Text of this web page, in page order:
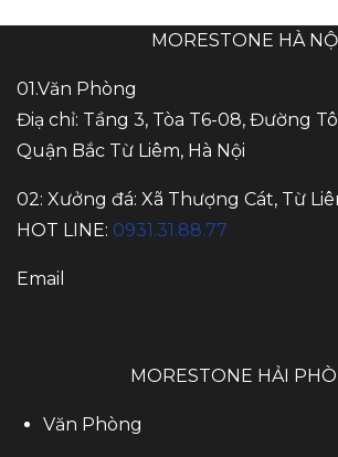
MORESTONE HÀ
01.Văn Phòng
Điạ chỉ: Tầng 3, Tòa T6-08, Đường
Quận Bắc Từ Liêm, Hà Nội
02: Xưởng đá: Xã Thượng Cát, Từ
HOT LINE: 0931.31.88.77
Email
MORESTONE HẢI
Văn Phòng